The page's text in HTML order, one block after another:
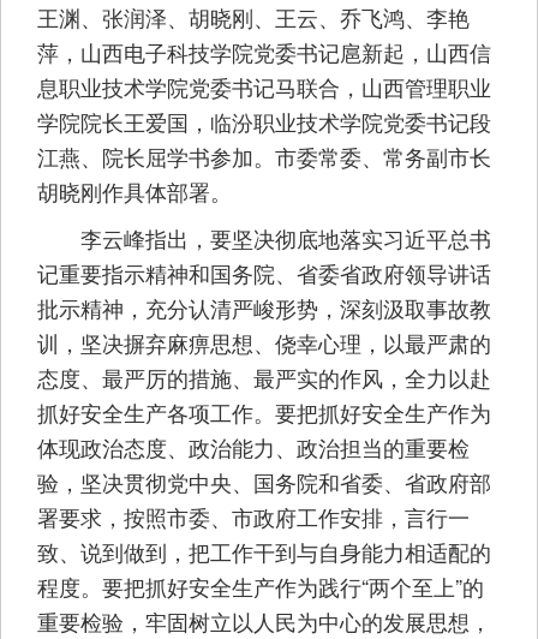
王渊、张润泽、胡晓刚、王云、乔飞鸿、李艳
萍，山西电子科技学院党委书记扈新起，山西信
息职业技术学院党委书记马联合，山西管理职业
学院院长王爱国，临汾职业技术学院党委书记段
江燕、院长屈学书参加。市委常委、常务副市长
胡晓刚作具体部署。
李云峰指出，要坚决彻底地落实习近平总书
记重要指示精神和国务院、省委省政府领导讲话
批示精神，充分认清严峻形势，深刻汲取事故教
训，坚决摒弃麻痹思想、侥幸心理，以最严肃的
态度、最严厉的措施、最严实的作风，全力以赴
抓好安全生产各项工作。要把抓好安全生产作为
体现政治态度、政治能力、政治担当的重要检
验，坚决贯彻党中央、国务院和省委、省政府部
署要求，按照市委、市政府工作安排，言行一
致、说到做到，把工作干到与自身能力相适配的
程度。要把抓好安全生产作为践行“两个至上”的
重要检验，牢固树立以人民为中心的发展思想，